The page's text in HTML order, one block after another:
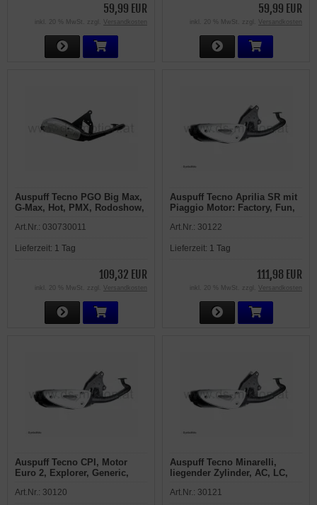
59,99 EUR
inkl. 20 % MwSt. zzgl. Versandkosten
59,99 EUR
inkl. 20 % MwSt. zzgl. Versandkosten
Auspuff Tecno PGO Big Max,
G-Max, Hot, PMX, Rodoshow,
Plus, UVM Bingo
Art.Nr.: 030730011
Lieferzeit: 1 Tag
109,32 EUR
inkl. 20 % MwSt. zzgl. Versandkosten
Auspuff Tecno Aprilia SR mit
Piaggio Motor: Factory, Fun,
Art.Nr.: 30122
Lieferzeit: 1 Tag
111,98 EUR
inkl. 20 % MwSt. zzgl. Versandkosten
Auspuff Tecno CPI, Motor
Euro 2, Explorer, Generic,
Art.Nr.: 30120
Auspuff Tecno Minarelli,
liegender Zylinder, AC, LC,
Malaguti, MBK, Yamaha
Art.Nr.: 30121